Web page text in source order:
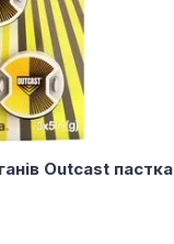
Outcast пастка